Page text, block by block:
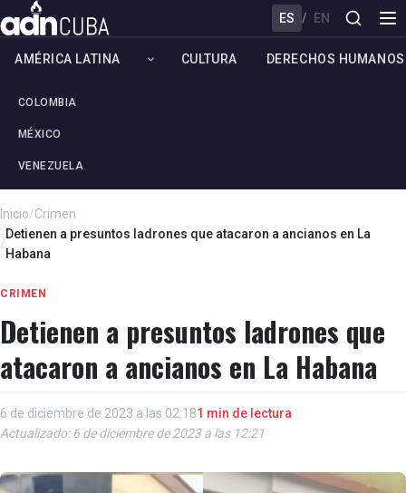
ES / EN
AMÉRICA LATINA
COLOMBIA
MÉXICO
VENEZUELA
CULTURA DERECHOS HUMANOS
Inicio/Crimen
/
Detienen a presuntos ladrones que atacaron a ancianos en La
Habana
CRIMEN
Detienen a presuntos ladrones que
atacaron a ancianos en La Habana
6 de diciembre de 2023 a las 02:181 min de lectura
Actualizado: 6 de diciembre de 2023 a las 12:21